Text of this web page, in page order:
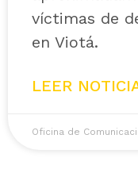
víctimas de
en Viotá.
LEER
Oficina de